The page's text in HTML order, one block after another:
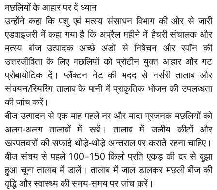
मछलियों के आहार पर दें ध्यान
उन्होंने कहा कि पशु एवं मत्स्य संसाधन विभाग की ओर से जारी
एडवाइजरी में कहा गया है कि अप्रैल महीने में हैचरी संचालक और
मत्स्य बीज उत्पादक अच्छे अंडों से निषेचन और स्पॉन की
उत्तरजीविता के लिए मछलियों को प्रोटीन युक्त आहार और गट
प्रोबायोटिक दें। प्लैंक्टन नेट की मदद से नर्सरी तालाब और
संचयन/रियरिंग तालाब के पानी में प्राकृतिक भोजन की उपलब्धता
की जांच करें।
बीज उत्पादन से एक माह पहले नर और मादा प्रजनक मछलियों को
अलग-अलग तालाबों में रखें। तालाब में जलीय कीटों और
खरपतवारों की सफाई थोड़े-थोड़े अन्तराल पर कराते रहना चाहिए।
बीज संचय से पहले 100–150 किलो प्रति एकड़ की दर से बुझा
हुआ चूना तालाब में डालें। तालाब में जाल डालकर मछली बीज की
वृद्धि और स्वास्थ्य की समय-समय पर जांच करें।